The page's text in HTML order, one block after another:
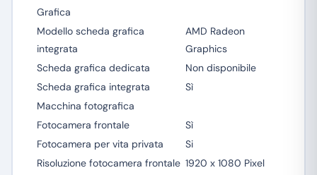
Grafica
Modello scheda grafica
integrata
AMD Radeon
Graphics
Scheda grafica dedicata
Non disponibile
Scheda grafica integrata
Sì
Macchina fotografica
Fotocamera frontale
Sì
Fotocamera per vita privata
Si
Risoluzione fotocamera frontale 1920 x 1080 Pixel